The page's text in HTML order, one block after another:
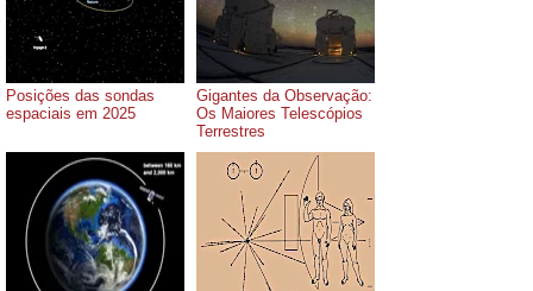
Posições das sondas
espaciais em 2025
Gigantes da Observação:
Os Maiores Telescópios
Terrestres